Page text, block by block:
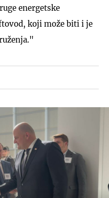
energetske
koji može biti i je